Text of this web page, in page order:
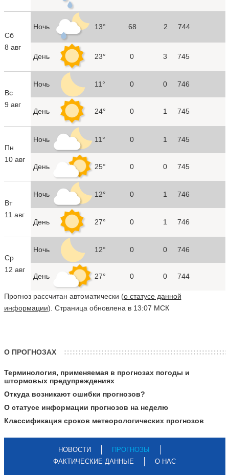
Сб
8 авг
Ночь 13° 68 2 744
День 23° 0 3 745
Вс
9 авг
Ночь 11° 0 0 746
День 24° 0 1 745
Пн
10 авг
Ночь 11° 0 1 745
День 25° 0 0 745
Вт
11 авг
Ночь 12° 0 1 746
День 27° 0 1 746
Ср
12 авг
Ночь 12° 0 0 746
День 27° 0 0 744
Прогноз рассчитан автоматически (о статусе данной
информации). Страница обновлена в 13:07 МСК
О ПРОГНОЗАХ
Терминология, применяемая в прогнозах погоды и
штормовых предупреждениях
Откуда возникают ошибки прогнозов?
О статусе информации прогнозов на неделю
Классификация сроков метеорологических прогнозов
НОВОСТИ
ПРОГНОЗЫ
ФАКТИЧЕСКИЕ ДАННЫЕ
О НАС